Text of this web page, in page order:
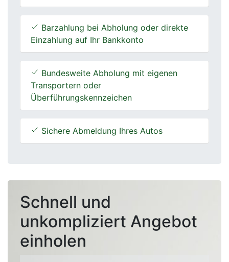
Barzahlung bei Abholung oder direkte
Einzahlung auf Ihr Bankkonto
Bundesweite Abholung mit eigenen
Transportern oder
Überführungskennzeichen
Sichere Abmeldung Ihres Autos
Schnell und
unkompliziert Angebot
einholen